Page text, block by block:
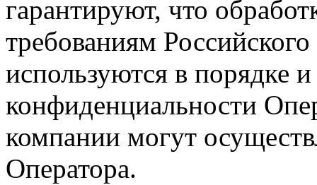
гарантируют, что
требованиям
используются в порядке
конфиденциальности
компании могут
Оператора.